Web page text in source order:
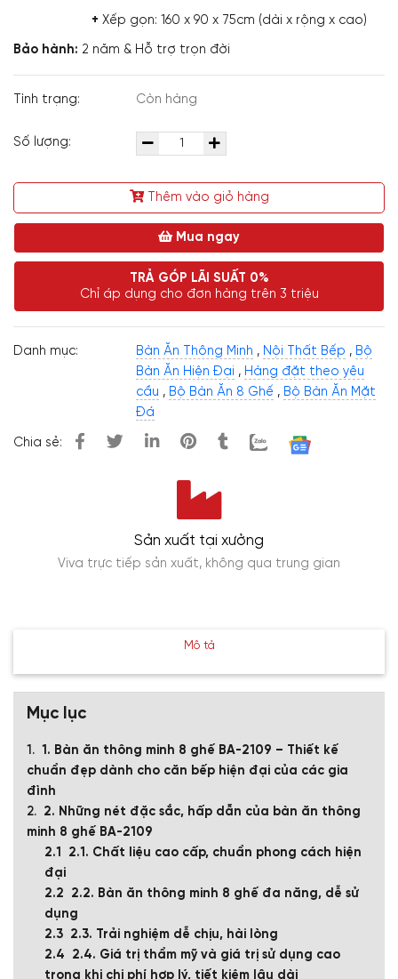
+ Xếp gọn: 160 x 90 x 75cm (dài x rộng x cao)
Bảo hành: 2 năm & Hỗ trợ trọn đời
Tình trạng: Còn hàng
Số lượng:
Thêm vào giỏ hàng
Mua ngay
TRẢ GÓP LÃI SUẤT 0%
Chỉ áp dụng cho đơn hàng trên 3 triệu
Danh mục: Bàn Ăn Thông Minh , Nội Thất Bếp , Bộ
Bàn Ăn Hiện Đại , Hàng đặt theo yêu
cầu , Bộ Bàn Ăn 8 Ghế , Bộ Bàn Ăn Mặt
Đá
Chia sẻ:
Sản xuất tại xưởng
Viva trực tiếp sản xuất, không qua trung gian
Mô tả
Mục lục
1. Bàn ăn thông minh 8 ghế BA-2109 – Thiết kế
chuẩn đẹp dành cho căn bếp hiện đại của các gia
đình
2. Những nét đặc sắc, hấp dẫn của bàn ăn thông
minh 8 ghế BA-2109
2.1. Chất liệu cao cấp, chuẩn phong cách hiện
đại
2.2. Bàn ăn thông minh 8 ghế đa năng, dễ sử
dụng
2.3. Trải nghiệm dễ chịu, hài lòng
2.4. Giá trị thẩm mỹ và giá trị sử dụng cao
trong khi chi phí hợp lý, tiết kiệm lâu dài